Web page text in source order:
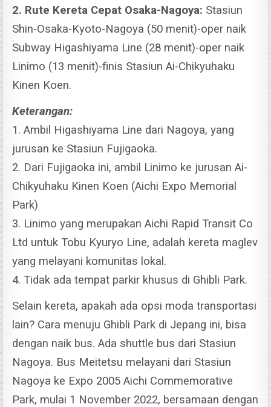
2. Rute Kereta Cepat Osaka-Nagoya: Stasiun
Shin-Osaka-Kyoto-Nagoya (50 menit)-oper naik
Subway Higashiyama Line (28 menit)-oper naik
Linimo (13 menit)-finis Stasiun Ai-Chikyuhaku
Kinen Koen.
Keterangan:
1. Ambil Higashiyama Line dari Nagoya, yang
jurusan ke Stasiun Fujigaoka.
2. Dari Fujigaoka ini, ambil Linimo ke jurusan Ai-
Chikyuhaku Kinen Koen (Aichi Expo Memorial
Park)
3. Linimo yang merupakan Aichi Rapid Transit Co
Ltd untuk Tobu Kyuryo Line, adalah kereta maglev
yang melayani komunitas lokal.
4. Tidak ada tempat parkir khusus di Ghibli Park.
Selain kereta, apakah ada opsi moda transportasi
lain? Cara menuju Ghibli Park di Jepang ini, bisa
dengan naik bus. Ada shuttle bus dari Stasiun
Nagoya. Bus Meitetsu melayani dari Stasiun
Nagoya ke Expo 2005 Aichi Commemorative
Park, mulai 1 November 2022, bersamaan dengan